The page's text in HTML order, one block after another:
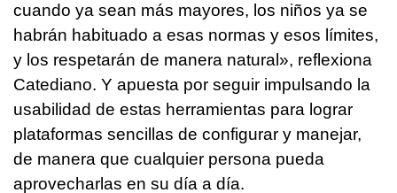
cuando ya sean más mayores, los niños ya se
habrán habituado a esas normas y esos límites,
y los respetarán de manera natural», reflexiona
Catediano. Y apuesta por seguir impulsando la
usabilidad de estas herramientas para lograr
plataformas sencillas de configurar y manejar,
de manera que cualquier persona pueda
aprovecharlas en su día a día.